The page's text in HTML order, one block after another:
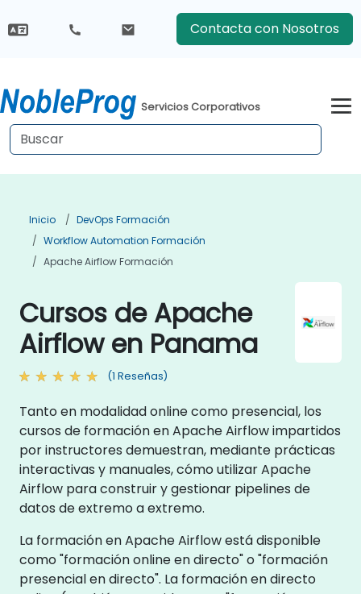
Contacta con Nosotros
Servicios Corporativos
Inicio
DevOps Formación
Workflow Automation Formación
Apache Airflow Formación
Cursos de Apache
Airflow en Panama
(1 Reseñas)
Tanto en modalidad online como presencial, los
cursos de formación en Apache Airflow impartidos
por instructores demuestran, mediante prácticas
interactivas y manuales, cómo utilizar Apache
Airflow para construir y gestionar pipelines de
datos de extremo a extremo.
La formación en Apache Airflow está disponible
como "formación online en directo" o "formación
presencial en directo". La formación en directo